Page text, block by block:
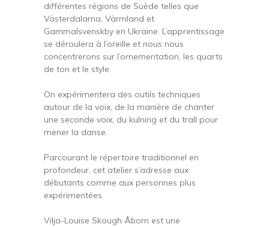
différentes régions de Suède telles que
Västerdalarna, Värmland et
Gammalsvenskby en Ukraine. L’apprentissage
se déroulera à l’oreille et nous nous
concentrerons sur l’ornementation, les quarts
de ton et le style.
On expérimentera des outils techniques
autour de la voix, de la manière de chanter
une seconde voix, du kulning et du trall pour
mener la danse.
Parcourant le répertoire traditionnel en
profondeur, cet atelier s’adresse aux
débutants comme aux personnes plus
expérimentées.
Vilja-Louise Skough Åborn est une